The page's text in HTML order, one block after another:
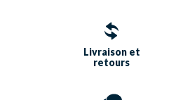
Livraison et
retours